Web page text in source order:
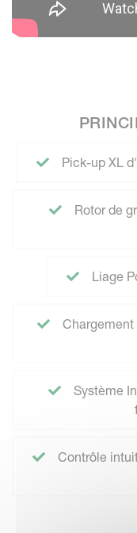
Pick-up XL
Rotor de
Liage
Système
Contrôle